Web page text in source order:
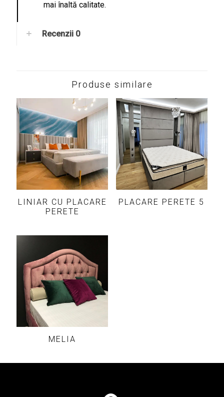
mai înaltă calitate.
Recenzii 0
Produse similare
LINIAR CU PLACARE
PERETE
PLACARE PERETE 5
MELIA